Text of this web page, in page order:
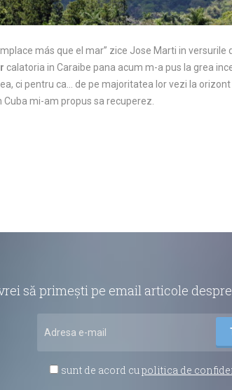
más que el mar” zice Jose Marti in versurile
calatoria in Caraibe pana acum m-a pus la grea
ci pentru ca… de pe majoritatea lor vezi la
mi-am propus sa recuperez.
să primești pe email articole
sunt de acord cupolitica de